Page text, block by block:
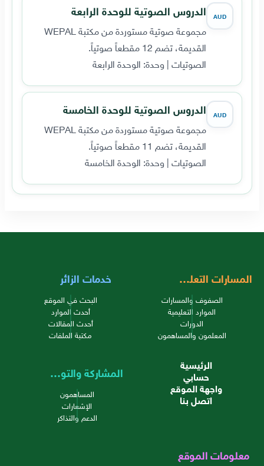
AUD الدروس الصوتية للوحدة الرابعة
مجموعة صوتية مستوردة من مكتبة WEPAL
القديمة، تضم 12 مقطعاً صوتياً.
الصوتيات | وحدة: الوحدة الرابعة
AUD الدروس الصوتية للوحدة الخامسة
مجموعة صوتية مستوردة من مكتبة WEPAL
القديمة، تضم 11 مقطعاً صوتياً.
الصوتيات | وحدة: الوحدة الخامسة
المسارات التعليمية
الصفوف والمسارات
الموارد التعليمية
الدورات
المعلمون والمساهمون
خدمات الزائر
البحث في الموقع
أحدث الموارد
أحدث المقالات
مكتبة الملفات
الرئيسية
حسابي
واجهة الموقع
اتصل بنا
المشاركة والتواصل
المساهمون
الإشعارات
الدعم والتذاكر
معلومات الموقع